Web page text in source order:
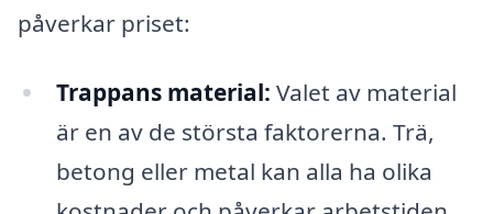
påverkar priset:
Trappans material: Valet av material
är en av de största faktorerna. Trä,
betong eller metal kan alla ha olika